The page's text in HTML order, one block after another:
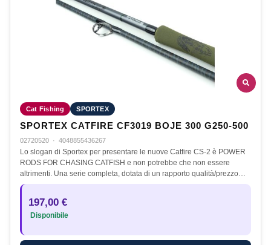
Cat Fishing SPORTEX
SPORTEX CATFIRE CF3019 BOJE 300 G250-500
02720520 · 4048855436267
Lo slogan di Sportex per presentare le nuove Catfire CS-2 è POWER
RODS FOR CHASING CATFISH e non potrebbe che non essere
altrimenti. Una serie completa, dotata di un rapporto qualità/prezzo…
197,00 €
Disponibile